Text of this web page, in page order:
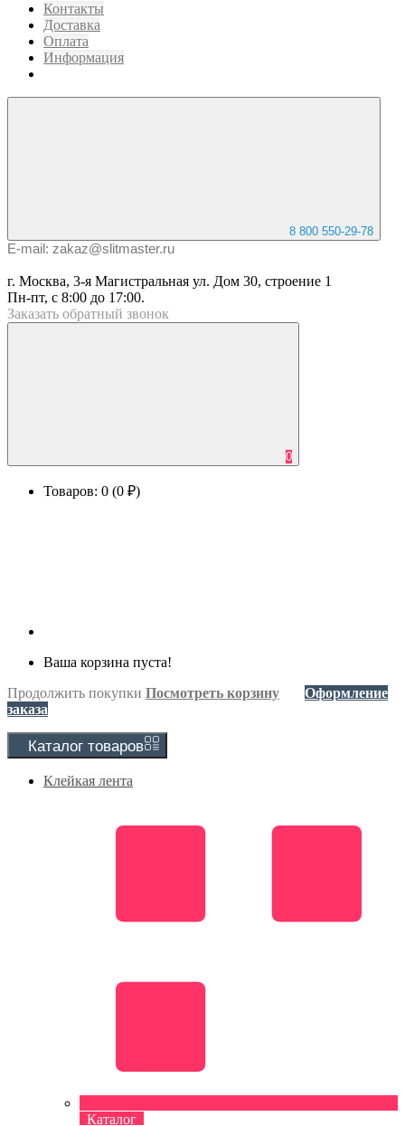
Контакты
Доставка
Оплата
Информация
8 800 550-29-78
E-mail: zakaz@slitmaster.ru
г. Москва, 3-я Магистральная ул. Дом 30, строение 1
Пн-пт, с 8:00 до 17:00.
Заказать обратный звонок
0
Товаров: 0 (0 ₽)
Ваша корзина пуста!
Продолжить покупки Посмотреть корзину
Оформление
заказа
Каталог товаров
Клейкая лента
Каталог